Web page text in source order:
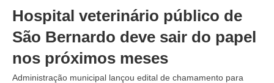
Hospital veterinário público de
São Bernardo deve sair do papel
nos próximos meses
Administração municipal lançou edital de chamamento para